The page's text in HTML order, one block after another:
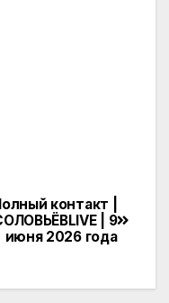
контакт |
| 9
июня 2026 года